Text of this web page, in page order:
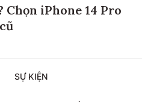
iPhone 14 Pro
SỰ KIỆN